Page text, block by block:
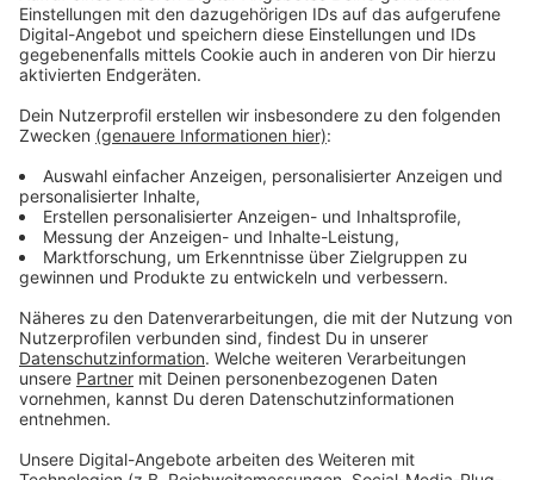
Anzeige
Wir benötigen Ihre
Zustimmung, um den YouTube
Video-Service zu laden!
Wir verwenden einen Service eines
Drittanbieters, um Videoinhalte
Daten zu Ihren Aktivitäten
sammeln. Bitte lesen Sie die
Details durch und stimmen Sie der
Nutzung des Service zu, um dieses
Video anzusehen.